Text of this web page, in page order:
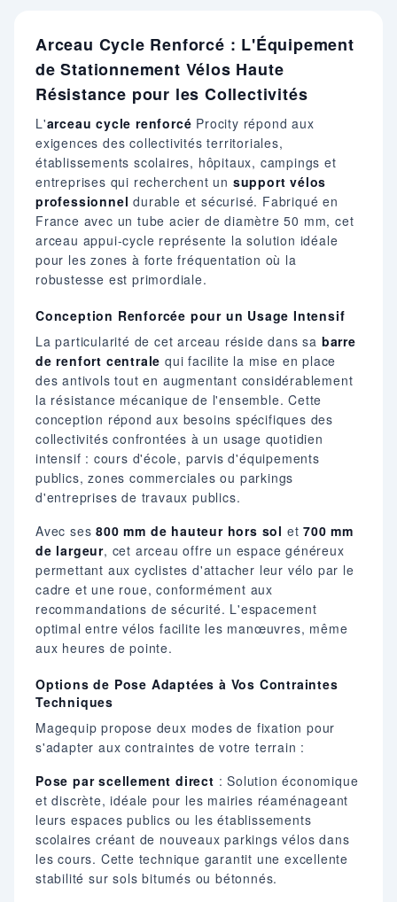
Arceau Cycle Renforcé : L'Équipement
de Stationnement Vélos Haute
Résistance pour les Collectivités
L'arceau cycle renforcé Procity répond aux
exigences des collectivités territoriales,
établissements scolaires, hôpitaux, campings et
entreprises qui recherchent un support vélos
professionnel durable et sécurisé. Fabriqué en
France avec un tube acier de diamètre 50 mm, cet
arceau appui-cycle représente la solution idéale
pour les zones à forte fréquentation où la
robustesse est primordiale.
Conception Renforcée pour un Usage Intensif
La particularité de cet arceau réside dans sa barre
de renfort centrale qui facilite la mise en place
des antivols tout en augmentant considérablement
la résistance mécanique de l'ensemble. Cette
conception répond aux besoins spécifiques des
collectivités confrontées à un usage quotidien
intensif : cours d'école, parvis d'équipements
publics, zones commerciales ou parkings
d'entreprises de travaux publics.
Avec ses800 mm de hauteur hors sol et700 mm
de largeur, cet arceau offre un espace généreux
permettant aux cyclistes d'attacher leur vélo par le
cadre et une roue, conformément aux
recommandations de sécurité. L'espacement
optimal entre vélos facilite les manœuvres, même
aux heures de pointe.
Options de Pose Adaptées à Vos Contraintes
Techniques
Magequip propose deux modes de fixation pour
s'adapter aux contraintes de votre terrain :
Pose par scellement direct : Solution économique
et discrète, idéale pour les mairies réaménageant
leurs espaces publics ou les établissements
scolaires créant de nouveaux parkings vélos dans
les cours. Cette technique garantit une excellente
stabilité sur sols bitumés ou bétonnés.